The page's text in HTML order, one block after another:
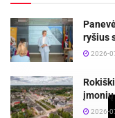
ryšius
2026-
įmonių
2026-